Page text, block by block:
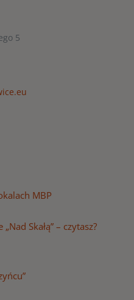
5
MBP
Skałą” – czytasz?